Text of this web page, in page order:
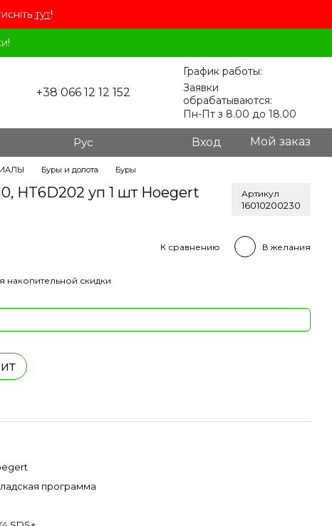
тут!
+38 066 12 12 152
График работы:
Заявки
обрабатываются:
Пн-Пт з 8.00 до 18.00
Рус Вход Мой заказ
Буры и долота Буры
HT6D202 уп 1 шт Hoegert Артикул
16010200230
К сравнению В желания
накопительной скидки
программа